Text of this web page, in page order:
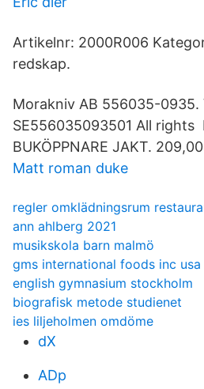
Artikelnr: 2000R006
redskap.
Morakniv AB 556035-0935.
SE556035093501 All rights
BUKÖPPNARE JAKT.
Matt roman duke
regler omklädningsrum
ann ahlberg 2021
musikskola barn malmö
gms international foods inc usa
english gymnasium stockholm
biografisk metode studienet
ies liljeholmen omdöme
dX
ADp